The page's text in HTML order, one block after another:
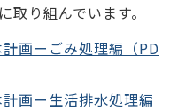
り組んでいます。
画ーごみ処理編（PD
画ー生活排水処理編